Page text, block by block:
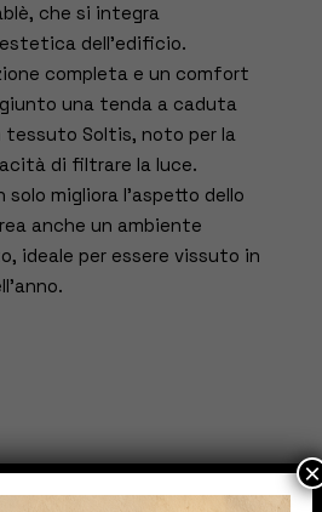
che si integra
dell’edificio.
completa e un comfort
una tenda a caduta
Soltis, noto per la
di filtrare la luce.
migliora l’aspetto dello
anche un ambiente
ideale per essere vissuto in
×